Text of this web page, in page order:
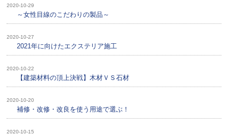
2020-10-29
～女性目線のこだわりの製品～
2020-10-27
2021年に向けたエクステリア施工
2020-10-22
【建築材料の頂上決戦】木材ＶＳ石材
2020-10-20
補修・改修・改良を使う用途で選ぶ！
2020-10-15